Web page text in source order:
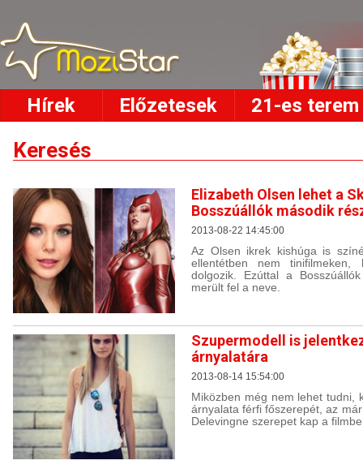
Hírek Előzetesek 21-es terem
Keresés
Elizabeth Olsen lehet a
Bosszúállók második
2013-08-22 14:45:00
Az Olsen ikrek kishúga is
ellentétben nem tinifilmeken,
dolgozik. Ezúttal a
merült fel a neve.
Szupermodell is
árnyalatára
2013-08-14 15:54:00
Miközben még nem lehet tudni,
árnyalata férfi főszerepét, az
Delevingne szerepet kap a